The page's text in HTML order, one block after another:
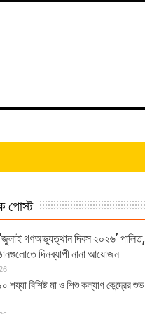
পোস্ট
গণঅভ্যুত্থান দিবস ২০২৬’ পালিত,
দিনব্যাপী নানা আয়োজন
শয্যা বিশিষ্ট মা ও শিশু কল্যাণ কেন্দ্রের শুভ